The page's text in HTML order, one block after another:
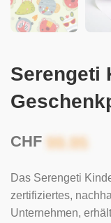
Serengeti
CHF
Das Serengeti
zertifiziertes,
Unternehmen,